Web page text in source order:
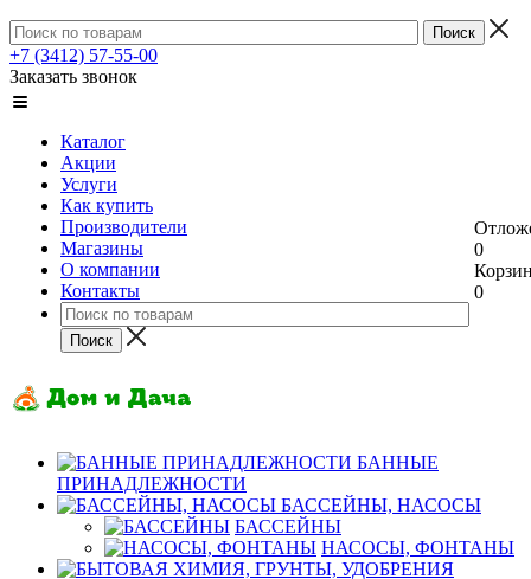
+7 (3412) 57-55-00
Заказать звонок
Каталог
Акции
Услуги
Как купить
Производители
Магазины
О компании
Контакты
0
0
БАННЫЕ
ПРИНАДЛЕЖНОСТИ
БАССЕЙНЫ, НАСОСЫ
БАССЕЙНЫ
НАСОСЫ, ФОНТАНЫ